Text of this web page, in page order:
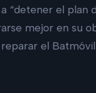
“detener el plan
mejor en su
el